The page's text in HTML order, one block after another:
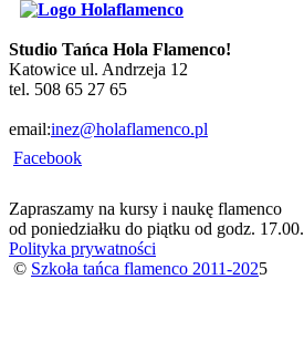
Studio Tańca Hola Flamenco!
Katowice ul. Andrzeja 12
tel. 508 65 27 65
email:inez@holaflamenco.pl
Facebook
Zapraszamy na kursy i naukę flamenco
od poniedziałku do piątku od godz. 17.00.
Polityka prywatności
© Szkoła tańca flamenco 2011-2025